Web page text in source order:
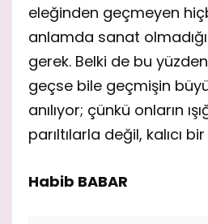
eleğinden geçmeyen
anlamda sanat
gerek. Belki de bu
geçse bile geçmişin
anılıyor; çünkü onların
parıltılarla değil, kalıcı
Habib BABAR